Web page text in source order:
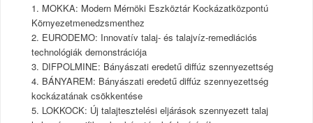
1. MOKKA: Modern Mérnöki Eszköztár Kockázatközpontú
Környezetmenedzsmenthez
2. EURODEMO: Innovatív talaj- és talajvíz-remediációs
technológiák demonstrációja
3. DIFPOLMINE: Bányászati eredetű diffúz szennyezettség
4. BÁNYAREM: Bányászati eredetű diffúz szennyezettség
kockázatának csökkentése
5. LOKKOCK: Új talajtesztelési eljárások szennyezett talaj